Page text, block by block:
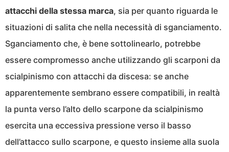
attacchi della stessa marca, sia per quanto riguarda le
situazioni di salita che nella necessità di sganciamento.
Sganciamento che, è bene sottolinearlo, potrebbe
essere compromesso anche utilizzando gli scarponi da
scialpinismo con attacchi da discesa: se anche
apparentemente sembrano essere compatibili, in realtà
la punta verso l’alto dello scarpone da scialpinismo
esercita una eccessiva pressione verso il basso
dell’attacco sullo scarpone, e questo insieme alla suola